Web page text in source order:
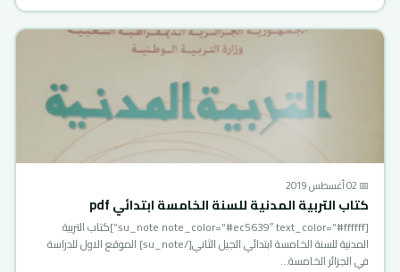
📅 02 أغسطس 2019
كتاب التربية المدنية للسنة الخامسة ابتدائي pdf
[su_note note_color=”#ec5639″ text_color=”#ffffff”]كتاب التربية
المدنية للسنة الخامسة ابتدائي الجيل الثاني[/su_note] الموقع الاول للدراسة
في الجزائر الخامسة…